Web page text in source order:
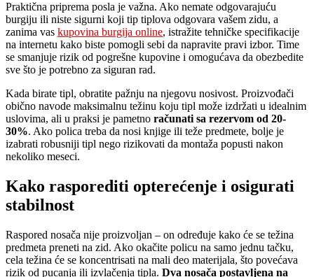
Praktična priprema posla je važna. Ako nemate odgovarajuću
burgiju ili niste sigurni koji tip tiplova odgovara vašem zidu, a
zanima vas kupovina burgija online, istražite tehničke specifikacije
na internetu kako biste pomogli sebi da napravite pravi izbor. Time
se smanjuje rizik od pogrešne kupovine i omogućava da obezbedite
sve što je potrebno za siguran rad.
Kada birate tipl, obratite pažnju na njegovu nosivost. Proizvođači
obično navode maksimalnu težinu koju tipl može izdržati u idealnim
uslovima, ali u praksi je pametno računati sa rezervom od 20-
30%. Ako polica treba da nosi knjige ili teže predmete, bolje je
izabrati robusniji tipl nego rizikovati da montaža popusti nakon
nekoliko meseci.
Kako rasporediti opterećenje i osigurati
stabilnost
Raspored nosača nije proizvoljan – on određuje kako će se težina
predmeta preneti na zid. Ako okačite policu na samo jednu tačku,
cela težina će se koncentrisati na mali deo materijala, što povećava
rizik od pucanja ili izvlačenja tipla. Dva nosača postavljena na